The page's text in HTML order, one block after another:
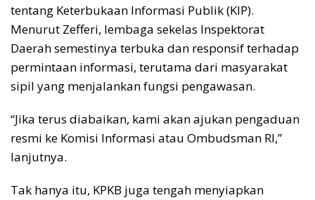
tentang Keterbukaan Informasi Publik (KIP).
Menurut Zefferi, lembaga sekelas Inspektorat
Daerah semestinya terbuka dan responsif terhadap
permintaan informasi, terutama dari masyarakat
sipil yang menjalankan fungsi pengawasan.
“Jika terus diabaikan, kami akan ajukan pengaduan
resmi ke Komisi Informasi atau Ombudsman RI,”
lanjutnya.
Tak hanya itu, KPKB juga tengah menyiapkan